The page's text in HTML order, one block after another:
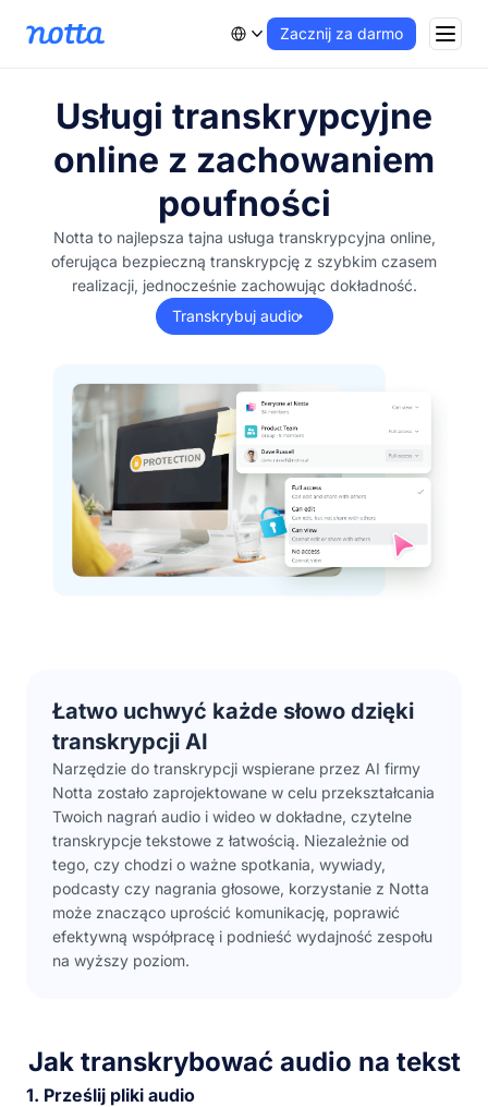
Zacznij za darmo
Usługi transkrypcyjne
online z zachowaniem
poufności
Notta to najlepsza tajna usługa transkrypcyjna online,
oferująca bezpieczną transkrypcję z szybkim czasem
realizacji, jednocześnie zachowując dokładność.
Transkrybuj audio
Łatwo uchwyć każde słowo dzięki
transkrypcji AI
Narzędzie do transkrypcji wspierane przez AI firmy
Notta zostało zaprojektowane w celu przekształcania
Twoich nagrań audio i wideo w dokładne, czytelne
transkrypcje tekstowe z łatwością. Niezależnie od
tego, czy chodzi o ważne spotkania, wywiady,
podcasty czy nagrania głosowe, korzystanie z Notta
może znacząco uprościć komunikację, poprawić
efektywną współpracę i podnieść wydajność zespołu
na wyższy poziom.
Jak transkrybować audio na tekst
1. Prześlij pliki audio